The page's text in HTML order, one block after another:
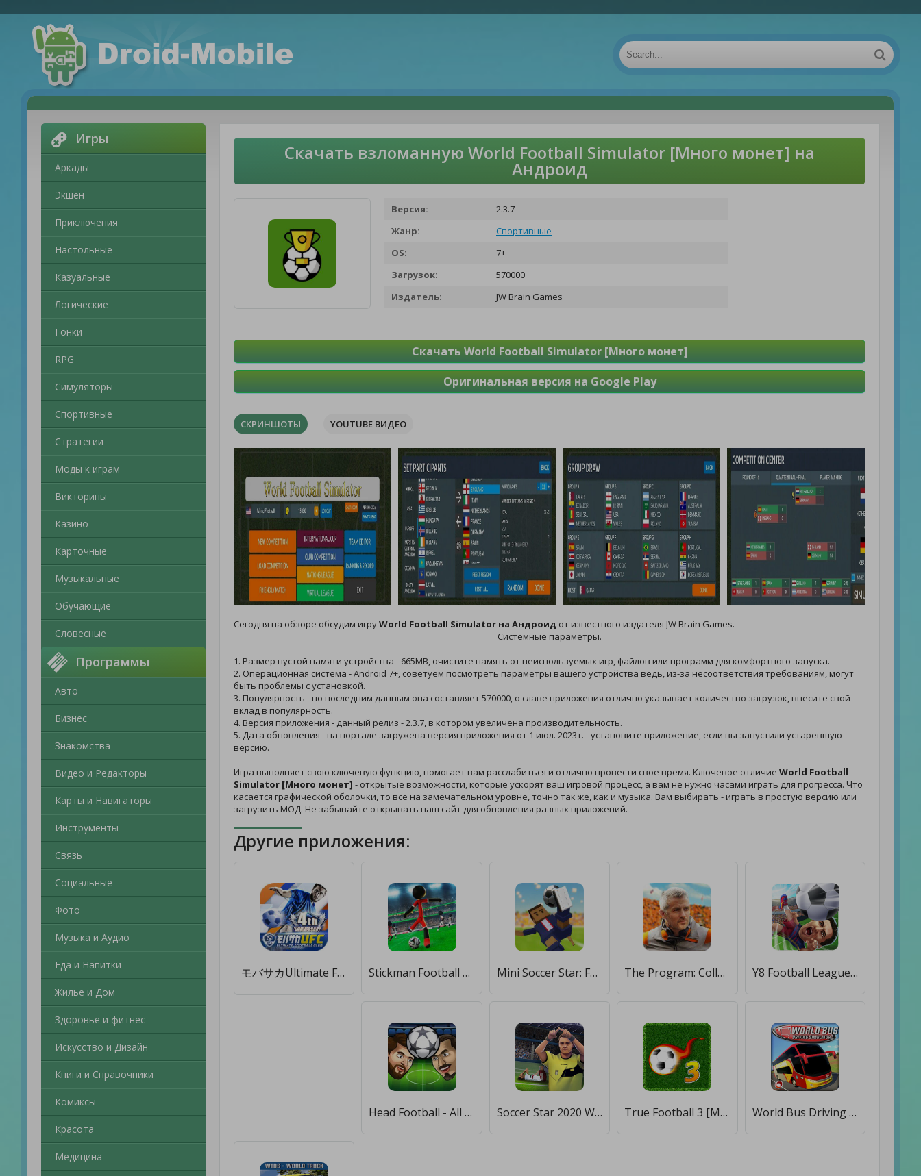
Игры
Аркады
Экшен
Приключения
Настольные
Казуальные
Логические
Гонки
RPG
Симуляторы
Спортивные
Стратегии
Моды к играм
Викторины
Казино
Карточные
Музыкальные
Обучающие
Словесные
Программы
Авто
Бизнес
Знакомства
Видео и Редакторы
Карты и Навигаторы
Инструменты
Связь
Социальные
Фото
Музыка и Аудио
Еда и Напитки
Жилье и Дом
Здоровье и фитнес
Искусство и Дизайн
Книги и Справочники
Комиксы
Красота
Медицина
Скачать взломанную World Football Simulator [Много монет] на
Андроид
Версия:
2.3.7
Жанр:
Спортивные
OS:
7+
Загрузок:
570000
Издатель:
JW Brain Games
Скачать World Football Simulator [Много монет]
Оригинальная версия на Google Play
СКРИНШОТЫ YOUTUBE ВИДЕО
Сегодня на обзоре обсудим игруWorld Football Simulator на Андроид от известного издателя JW Brain Games.
Системные параметры.
1. Размер пустой памяти устройства - 665MB, очистите память от неиспользуемых игр, файлов или программ для комфортного запуска.
2. Операционная система - Android 7+, советуем посмотреть параметры вашего устройства ведь, из-за несоответствия требованиям, могут
быть проблемы с установкой.
3. Популярность - по последним данным она составляет 570000, о славе приложения отлично указывает количество загрузок, внесите свой
вклад в популярность.
4. Версия приложения - данный релиз - 2.3.7, в котором увеличена производительность.
5. Дата обновления - на портале загружена версия приложения от 1 июл. 2023 г. - установите приложение, если вы запустили устаревшую
версию.
Игра выполняет свою ключевую функцию, помогает вам расслабиться и отлично провести свое время. Ключевое отличие World Football
Simulator [Много монет] - открытые возможности, которые ускорят ваш игровой процесс, а вам не нужно часами играть для прогресса. Что
касается графической оболочки, то все на замечательном уровне, точно так же, как и музыка. Вам выбирать - играть в простую версию или
загрузить МОД. Не забывайте открывать наш сайт для обновления разных приложений.
Другие приложения:
モバサカUltimate Football Club [Много монет] Stickman Football Strike Games [Мод меню] Mini Soccer Star: Football Cup [Много монет] The Program: College Football [Мод меню] Y8 Football League Sports Game [Много монет]
Head Football - All Champions [Много денег] Soccer Star 2020 World Football: World Star Cup [Бесплатные покупки] True Football 3 [Много монет] World Bus Driving Simulator [Бесплатные покупки]